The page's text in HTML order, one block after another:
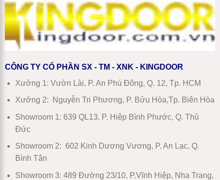
nhất
2026
CÔNG TY CỔ PHẦN SX - TM - XNK - KINGDOOR
Xưởng 1: Vườn Lài, P. An Phú Đông, Q. 12, Tp. HCM
Xưởng 2: Nguyễn Tri Phương, P. Bửu Hòa,Tp. Biên Hòa
Showroom 1: 639 QL13, P. Hiệp Bình Phước, Q. Thủ
Đức
Showroom 2: 602 Kinh Dương Vương, P. An Lạc, Q.
Bình Tân
Showroom 3: 489 Đường 23/10, P.Vĩnh Hiệp, Nha Trang,